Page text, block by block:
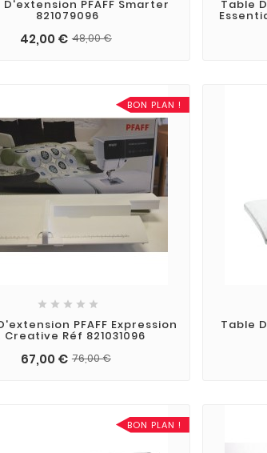
PFAFF Smarter
821079096
42,00 € 48,00 €
Table
BON PLAN !
    
PFAFF Expression
Creative Réf 821031096
67,00 € 76,00 €
Table
BON PLAN !